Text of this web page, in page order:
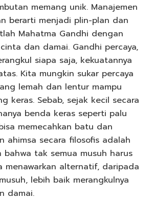
memang unik. Manajemen
berarti menjadi plin-plan dan
Mahatma Gandhi dengan
dan damai. Gandhi percaya,
siapa saja, kekuatannya
Kita mungkin sukar percaya
lemah dan lentur mampu
keras. Sebab, sejak kecil secara
benda keras seperti palu
memecahkan batu dan
ahimsa secara filosofis adalah
tak semua musuh harus
menawarkan alternatif, daripada
lebih baik merangkulnya
damai.